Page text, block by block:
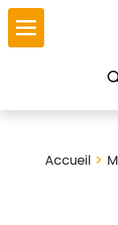
Skip
content
Accueil>